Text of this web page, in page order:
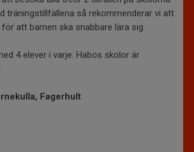
träningstillfällena så rekommenderar vi att
att barnen ska snabbare lära sig
4 elever i varje. Habos skolor är
Fagerhult